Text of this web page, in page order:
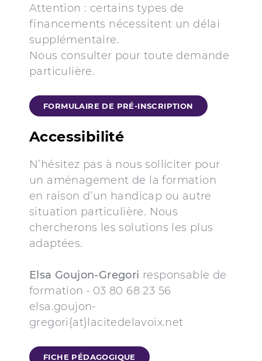
Attention : certains types de
financements nécessitent un délai
supplémentaire.
Nous consulter pour toute demande
particulière.
FORMULAIRE DE PRÉ-INSCRIPTION
Accessibilité
N’hésitez pas à nous solliciter pour
un aménagement de la formation
en raison d’un handicap ou autre
situation particulière. Nous
chercherons les solutions les plus
adaptées.
Elsa Goujon-Gregori responsable de
formation • 03 80 68 23 56
elsa.goujon-
gregori{at}lacitedelavoix.net
FICHE PÉDAGOGIQUE